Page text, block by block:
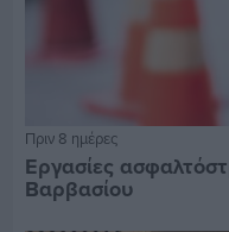
Πριν 8 ημέρες
Εργασίες
Βαρβασίου